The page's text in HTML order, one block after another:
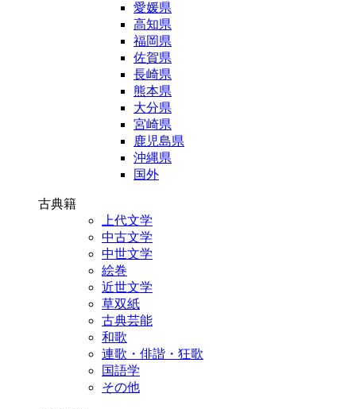
愛媛県
高知県
福岡県
佐賀県
長崎県
熊本県
大分県
宮崎県
鹿児島県
沖縄県
国外
古典籍
上代文学
中古文学
中世文学
絵巻
近世文学
草双紙
古典芸能
和歌
連歌・俳諧・狂歌
国語学
その他